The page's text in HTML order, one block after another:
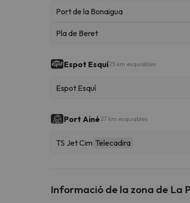
Port de la Bonaigua
Pla de Beret
Espot Esquí25 km esquiables
Espot Esquí
Port Ainé 27 km esquiables
TS Jet Cim Telecadira
Informació de la zona de La